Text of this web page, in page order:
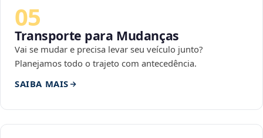
05
Transporte para Mudanças
Vai se mudar e precisa levar seu veículo junto?
Planejamos todo o trajeto com antecedência.
SAIBA MAIS